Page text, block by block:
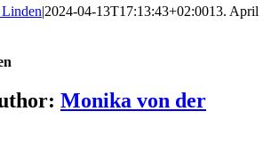
|2024-04-13T17:13:43+02:0013. April
Monika von der